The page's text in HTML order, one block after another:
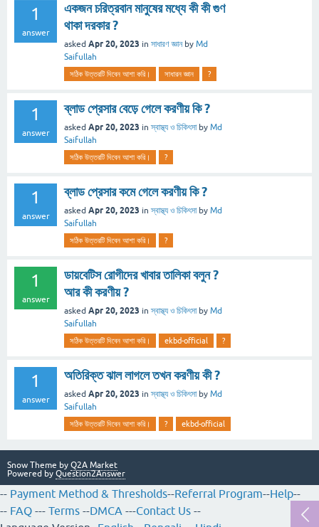
1
answer
একজন চরিত্রবান মানুষের মধ্যে কী কী গুণ
থাকা দরকার ?
asked Apr 20, 2023 in সাধারণ জ্ঞান by Md
Saifullah
সঠিক উত্তরটি দিবেন আশা করি। সাধারন জ্ঞান ?
1
answer
ব্লাড প্রেসার বেড়ে গেলে করণীয় কি ?
asked Apr 20, 2023 inস্বাস্থ্য ও চিকিৎসা by Md
Saifullah
সঠিক উত্তরটি দিবেন আশা করি। ?
1
answer
ব্লাড প্রেসার কমে গেলে করণীয় কি ?
asked Apr 20, 2023 inস্বাস্থ্য ও চিকিৎসা by Md
Saifullah
সঠিক উত্তরটি দিবেন আশা করি। ?
1
answer
ডায়বেটিস রোগীদের খাবার তালিকা বলুন ?
আর কী করণীয় ?
asked Apr 20, 2023 inস্বাস্থ্য ও চিকিৎসা by Md
Saifullah
সঠিক উত্তরটি দিবেন আশা করি। ekbd-official ?
1
answer
অতিরিক্ত ঝাল লাগলে তখন করণীয় কী ?
asked Apr 20, 2023 inস্বাস্থ্য ও চিকিৎসা by Md
Saifullah
সঠিক উত্তরটি দিবেন আশা করি। ? ekbd-official
Snow Theme by Q2A Market
Powered by Question2Answer
-- Payment Method & Thresholds--Referral Program--Help--
-- FAQ --- Terms --DMCA ---Contact Us --